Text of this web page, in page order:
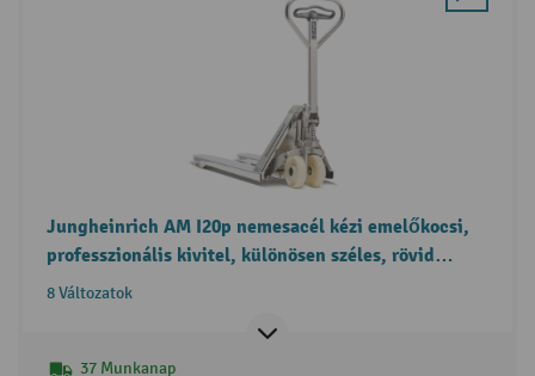
Jungheinrich AM I20p nemesacél kézi emelőkocsi,
professzionális kivitel, különösen széles, rövid
villával
8 Változatok
37 Munkanap